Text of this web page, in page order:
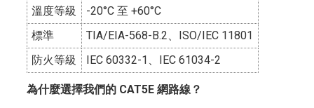
溫度等級
-20°C 至 +60°C
標準
TIA/EIA-568-B.2、ISO/IEC 11801
防火等級
IEC 60332-1、IEC 61034-2
為什麼選擇我們的 CAT5E 網路線？